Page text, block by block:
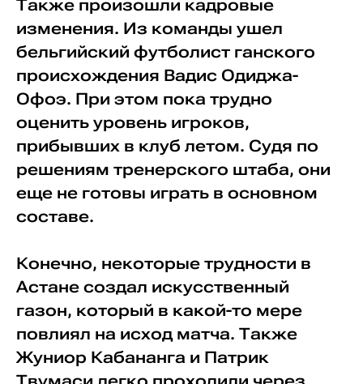
Также произошли кадровые
изменения. Из команды ушел
бельгийский футболист ганского
происхождения Вадис Одиджа-
Офоэ. При этом пока трудно
оценить уровень игроков,
прибывших в клуб летом. Судя по
решениям тренерского штаба, они
еще не готовы играть в основном
составе.
Конечно, некоторые трудности в
Астане создал искусственный
газон, который в какой-то мере
повлиял на исход матча. Также
Жуниор Кабананга и Патрик